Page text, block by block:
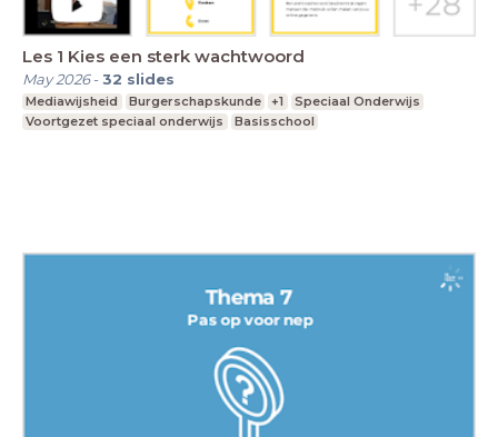
Les 1 Kies een sterk wachtwoord
May 2026-32 slides
Mediawijsheid Burgerschapskunde +1
Speciaal Onderwijs
Voortgezet speciaal onderwijs
Basisschool